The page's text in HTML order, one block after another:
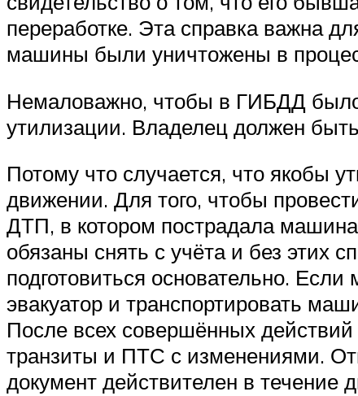
переработке. Эта справка важна
машины были уничтожены в
Немаловажно, чтобы в ГИБДД
утилизации. Владелец должен
Потому что случается, что якобы
движении. Для того, чтобы
ДТП, в котором пострадала
обязаны снять с учёта и без этих
подготовиться основательно.
эвакуатор и транспортировать
После всех совершённых
транзиты и ПТС с изменениями.
документ действителен в течение